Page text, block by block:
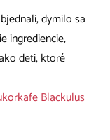
dymilo sa
ingrediencie,
deti, ktoré
Blackulus